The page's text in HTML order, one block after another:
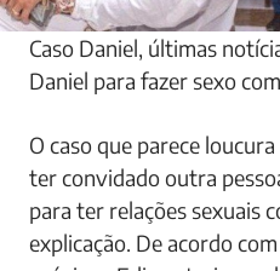
Caso Daniel, últimas
Daniel para fazer sexo
O caso que parece
ter convidado outra
para ter relações sexuais
explicação. De acordo